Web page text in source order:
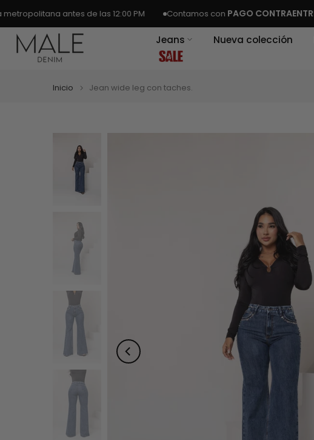
Ir
al
contenido
antes de las 12:00 PM Contamos conPAGO CONTRAENTREGA
Jeans Nueva colección
Inicio Jean wide leg con taches.